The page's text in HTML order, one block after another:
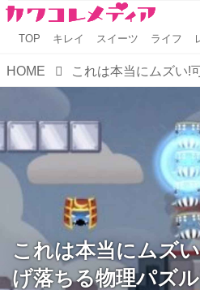
TOP キレイ スイーツ ライフ
HOME
これは本当にムズ
げ落ちる物理パズ